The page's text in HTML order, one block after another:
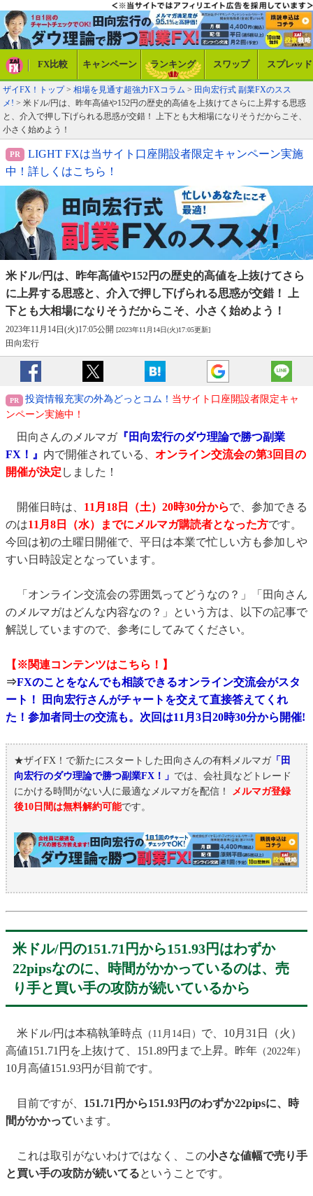
FX比較 キャンペーン ランキング スワップ スプレッド
ザイFX！トップ> 相場を見通す超強力FXコラム > 田向宏行式 副業FXのスス
メ! > 米ドル/円は、昨年高値や152円の歴史的高値を上抜けてさらに上昇する思惑
と、介入で押し下げられる思惑が交錯！ 上下とも大相場になりそうだからこそ、
小さく始めよう！
LIGHT FXは当サイト口座開設者限定キャンペーン実施
中！詳しくはこちら！
米ドル/円は、昨年高値や152円の歴史的高値を上抜けてさ ら
に上昇する思惑と、介入で押し下げられる思惑が交錯！
上
下とも大相場になりそうだからこそ、小さく始めよう！
2023年11月14日(火)17:05公開 [2023年11月14日(火)17:05更新]
田向宏行
投資情報充実の外為どっとコム！ 当サイト口座開設者限定キャ
ンペーン実施中！
田向さんのメルマガ『田向宏行のダウ理論で勝つ副業
FX！』 内で開催されている、 オンライン交流会の第3回目の
開催が決定 しました！
開催日時は、 11月18日（土）20時30分からで、参加できる
のは11月8日（水）までにメルマガ購読者となった方です。
今回は初の土曜日開催で、平日は本業で忙しい方も参加しや
すい日時設定となっています。
「オンライン交流会の雰囲気ってどうなの？」「田向さん
のメルマガはどんな内容なの？」という方は、以下の記事で
解説していますので、参考にしてみてください。
【※関連コンテンツはこちら！】
⇒FXのことをなんでも相談できるオンライン交流会がスタ
ート！ 田向宏行さんがチャートを交えて直接答えてくれ
た！参加者同士の交流も。次回は11月3日20時30分から開催!
★ザイFX！で新たにスタートした田向さんの有料メルマガ「田
向宏行のダウ理論で勝つ副業FX！」 では、会社員などトレード
にかける時間がない人に最適なメルマガを配信！ メルマガ登録
後10日間は無料解約可能です。
米ドル/円の151.71円から151.93円はわずか
22pipsなのに、時間がかかっているのは、売
り手と買い手の攻防が続いているから
米ドル/円は本稿執筆時点 （11月14日） で、10月31日（火）
高値151.71円を上抜けて、151.89円まで上昇。昨年 （2022年）
10月高値151.93円が目前です。
目前ですが、 151.71円から151.93円のわずか22pipsに、時
間がかかっています。
これは取引がないわけではなく、この小さな値幅で売り手
と買い手の攻防が続いてるということです。